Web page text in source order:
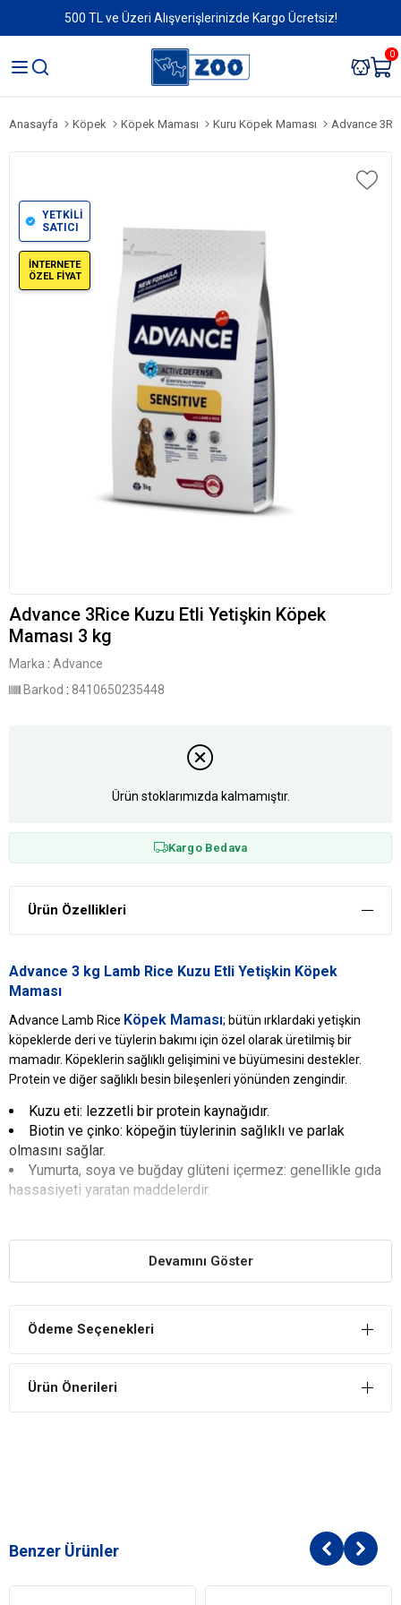
500 TL ve Üzeri Alışverişlerinizde Kargo Ücretsiz!
0
Anasayfa Köpek Köpek Maması Kuru Köpek Maması Advance
YETKİLİ
SATICI
İNTERNETE
ÖZEL FİYAT
Advance 3Rice Kuzu Etli Yetişkin Köpek
Maması 3 kg
Marka : Advance
Barkod : 8410650235448
Ürün stoklarımızda kalmamıştır.
Kargo Bedava
Ürün Özellikleri
Advance 3 kg Lamb Rice Kuzu Etli Yetişkin Köpek
Maması
Advance Lamb Rice Köpek Maması; bütün ırklardaki yetişkin
köpeklerde deri ve tüylerin bakımı için özel olarak üretilmiş bir
mamadır. Köpeklerin sağlıklı gelişimini ve büyümesini destekler.
Protein ve diğer sağlıklı besin bileşenleri yönünden zengindir.
Kuzu eti: lezzetli bir protein kaynağıdır.
Biotin ve çinko: köpeğin tüylerinin sağlıklı ve parlak
olmasını sağlar.
Yumurta, soya ve buğday glüteni içermez: genellikle gıda
hassasiyeti yaratan maddelerdir.
Maması Yararları
Tüy Sağlığı
Glütensiz
Pirinç (%15),
Mısır glüteni özü,
Mısır unu,
Devamını Göster
Ödeme Seçenekleri
Ürün Önerileri
Benzer Ürünler